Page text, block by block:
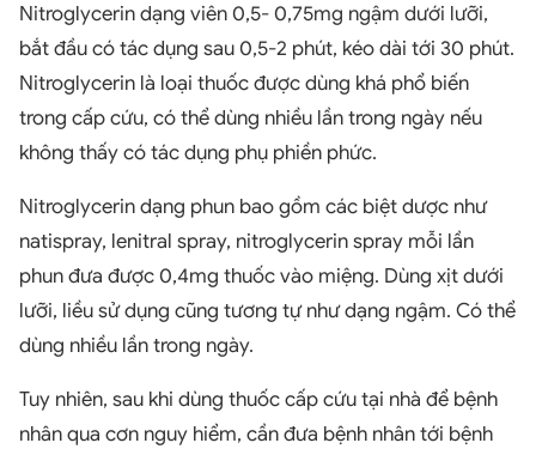
Nitroglycerin dạng viên 0,5- 0,75mg ngậm dưới lưỡi,
bắt đầu có tác dụng sau 0,5-2 phút, kéo dài tới 30 phút.
Nitroglycerin là loại thuốc được dùng khá phổ biến
trong cấp cứu, có thể dùng nhiều lần trong ngày nếu
không thấy có tác dụng phụ phiền phức.
Nitroglycerin dạng phun bao gồm các biệt dược như
natispray, lenitral spray, nitroglycerin spray mỗi lần
phun đưa được 0,4mg thuốc vào miệng. Dùng xịt dưới
lưỡi, liều sử dụng cũng tương tự như dạng ngậm. Có thể
dùng nhiều lần trong ngày.
Tuy nhiên, sau khi dùng thuốc cấp cứu tại nhà để bệnh
nhân qua cơn nguy hiểm, cần đưa bệnh nhân tới bệnh